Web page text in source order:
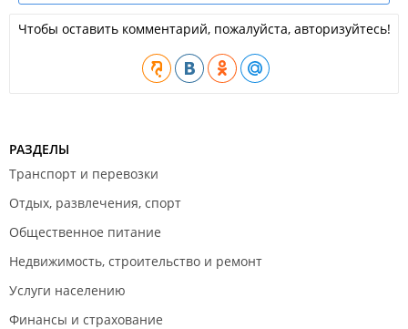
Чтобы оставить комментарий, пожалуйста, авторизуйтесь!
РАЗДЕЛЫ
Транспорт и перевозки
Отдых, развлечения, спорт
Общественное питание
Недвижимость, строительство и ремонт
Услуги населению
Финансы и страхование